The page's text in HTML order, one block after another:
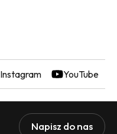
Instagram YouTube
Napisz do nas